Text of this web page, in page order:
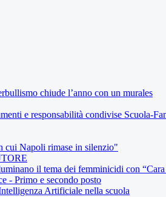
chiude l’anno con un murales
e responsabilità condivise Scuola-
cui Napoli rimase in silenzio"
il tema dei femminicidi con
- Primo e secondo posto
Artificiale nella scuola